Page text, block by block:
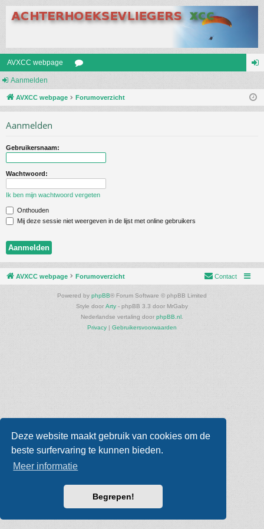
Deze website maakt gebruik van cookies om de
beste surfervaring te kunnen bieden.
Meer informatie
Begrepen!
AVXCC webpage
u m
Aanmelden
AVXCC webpage Forumoverzicht
Aanmelden
Gebruikersnaam:
Wachtwoord:
Ik ben mijn wachtwoord vergeten
Onthouden
Mij deze sessie niet weergeven in de lijst met online gebruikers
AVXCC webpage Forumoverzicht Contact
Powered by phpBB® Forum Software © phpBB Limited
Style door Arty - phpBB 3.3 door MrGaby
Nederlandse vertaling door phpBB.nl
Privacy | Gebruikersvoorwaarden